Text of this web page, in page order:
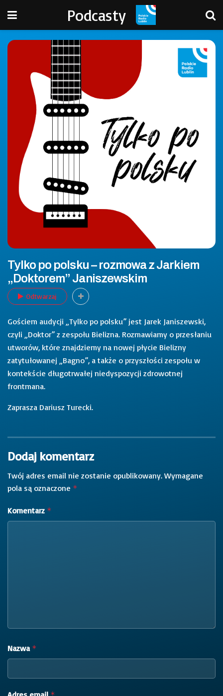
Podcasty
Tylko po polsku – rozmowa z Jarkiem
„Doktorem” Janiszewskim
Odtwarzaj
Gościem audycji „Tylko po polsku” jest Jarek Janiszewski,
czyli „Doktor” z zespołu Bielizna. Rozmawiamy o przesłaniu
utworów, które znajdziemy na nowej płycie Bielizny
zatytułowanej „Bagno”, a także o przyszłości zespołu w
kontekście długotrwałej niedyspozycji zdrowotnej
frontmana.
Zaprasza Dariusz Turecki.
Dodaj komentarz
Twój adres email nie zostanie opublikowany. Wymagane
pola są oznaczone *
Komentarz *
Nazwa *